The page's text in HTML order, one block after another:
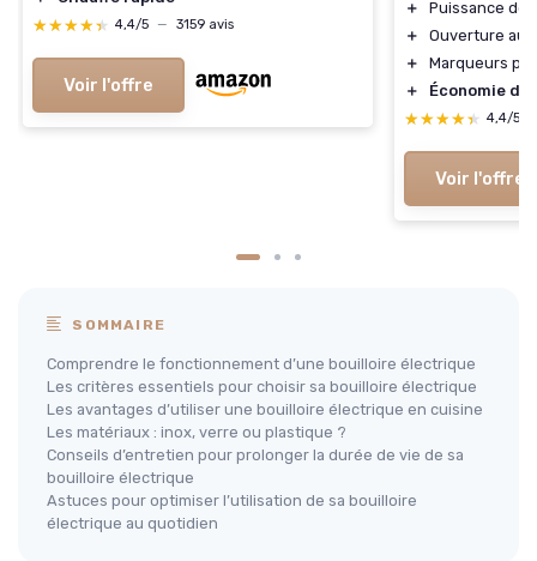
★★★★★
★★★★★ 4,4/5 — 3159 avis
Voir l'offre
＋
Puissance de
＋
Ouverture
＋
Marqueurs
＋
Économie
★★★★★
★★★★★ 4,4/5
Voir l'offre
SOMMAIRE
Comprendre le fonctionnement d’une bouilloire électrique
Les critères essentiels pour choisir sa bouilloire électrique
Les avantages d’utiliser une bouilloire électrique en cuisine
Les matériaux : inox, verre ou plastique ?
Conseils d’entretien pour prolonger la durée de vie de sa
bouilloire électrique
Astuces pour optimiser l’utilisation de sa bouilloire
électrique au quotidien